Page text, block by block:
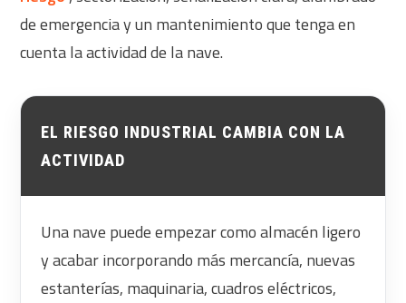
de emergencia y un mantenimiento que tenga en
cuenta la actividad de la nave.
EL RIESGO INDUSTRIAL CAMBIA CON LA
ACTIVIDAD
Una nave puede empezar como almacén ligero
y acabar incorporando más mercancía, nuevas
estanterías, maquinaria, cuadros eléctricos,